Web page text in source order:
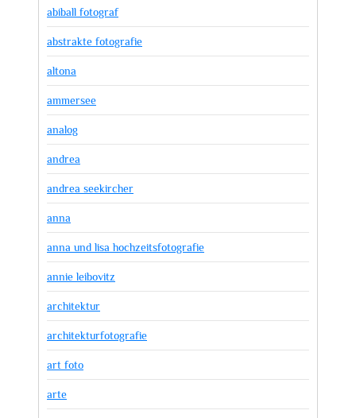
abiball fotograf
abstrakte fotografie
altona
ammersee
analog
andrea
andrea seekircher
anna
anna und lisa hochzeitsfotografie
annie leibovitz
architektur
architekturfotografie
art foto
arte